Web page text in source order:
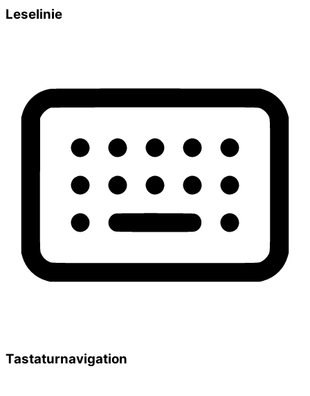
Leselinie
Tastaturnavigation